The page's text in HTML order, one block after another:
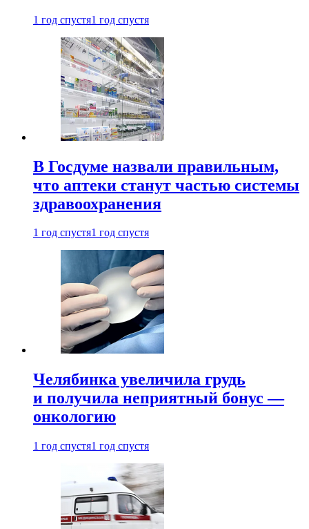
1 год спустя1 год спустя
В Госдуме назвали правильным,
что аптеки станут частью системы
здравоохранения
1 год спустя1 год спустя
Челябинка увеличила грудь
и получила неприятный бонус —
онкологию
1 год спустя1 год спустя